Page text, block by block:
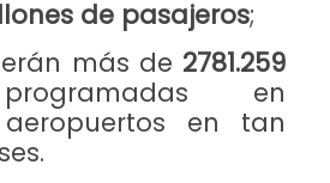
de pasajeros;
más de 2781.259
en
aeropuertos en tan